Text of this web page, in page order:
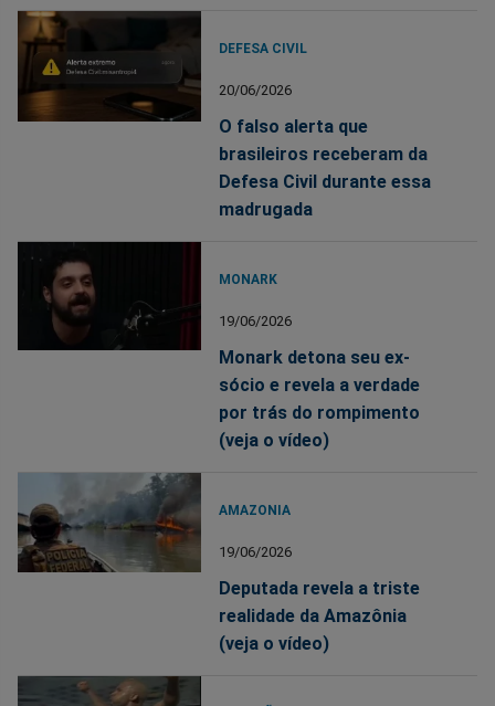
DEFESA CIVIL
20/06/2026
O falso alerta que
brasileiros receberam da
Defesa Civil durante essa
madrugada
MONARK
19/06/2026
Monark detona seu ex-
sócio e revela a verdade
por trás do rompimento
(veja o vídeo)
AMAZONIA
19/06/2026
Deputada revela a triste
realidade da Amazônia
(veja o vídeo)